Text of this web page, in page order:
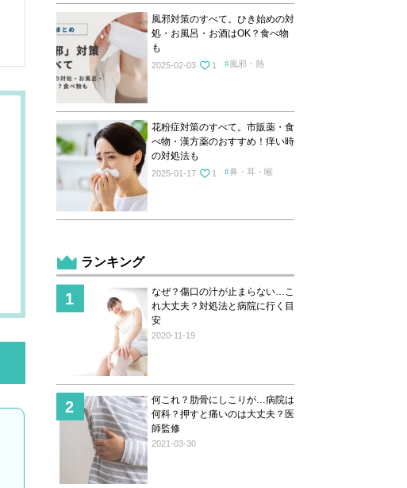
風邪対策のすべて。ひき始めの対
処・お風呂・お酒はOK？食べ物
も
2025-02-03 1 風邪・熱
花粉症対策のすべて。市販薬・食
べ物・漢方薬のおすすめ！痒い時
の対処法も
2025-01-17 1 鼻・耳・喉
ランキング
なぜ？傷口の汁が止まらない…こ
れ大丈夫？対処法と病院に行く目
安
2020-11-19
何これ？肋骨にしこりが…病院は
何科？押すと痛いのは大丈夫？医
師監修
2021-03-30